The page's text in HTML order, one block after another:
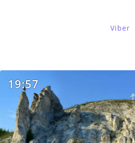
Viber
19:57